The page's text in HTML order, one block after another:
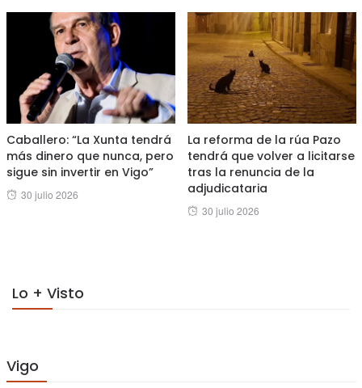
Caballero: “La Xunta tendrá
más dinero que nunca, pero
sigue sin invertir en Vigo”
Posted
30 julio 2026
La reforma de la rúa Pazo
tendrá que volver a licitarse
tras la renuncia de la
adjudicataria
Posted
30 julio 2026
Lo + Visto
Vigo